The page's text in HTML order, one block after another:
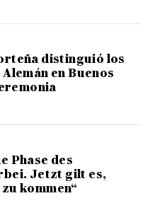
distinguió los
en Buenos
Phase des
Jetzt gilt es,
kommen“